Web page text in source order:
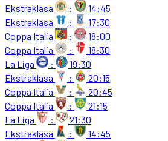
Ekstraklasa
:
14:45
Ekstraklasa
:
17:30
Coppa Italia
:
18:00
Coppa Italia
:
18:30
La Liga
:
19:30
Ekstraklasa
:
20:15
Coppa Italia
:
20:45
Coppa Italia
:
21:15
La Liga
:
21:30
Ekstraklasa
:
14:45